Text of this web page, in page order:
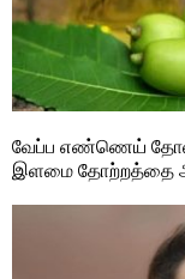
வேப்ப எண்ணெய்
இளமை தோற்றத்தை